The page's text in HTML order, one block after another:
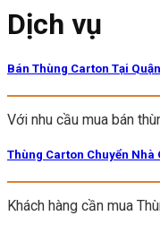
Dịch vụ
Bán Thùng Carton Tại
Với nhu cầu mua bán
Thùng Carton Chuyển Nhà
Khách hàng cần mua